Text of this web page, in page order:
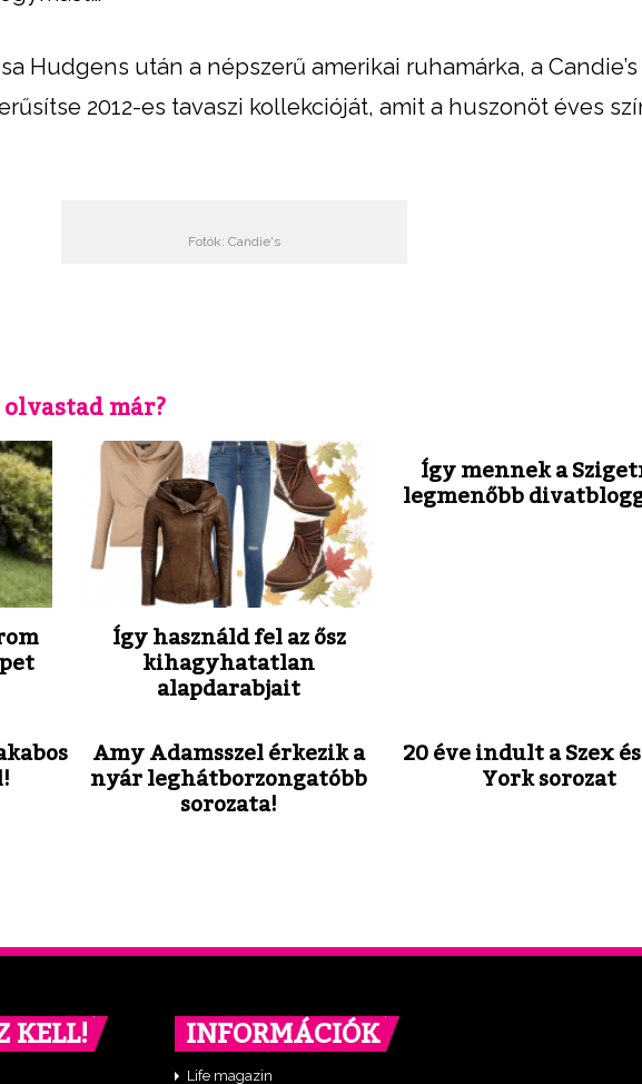
Hudgens után a népszerű amerikai ruhamárka, a
2012-es tavaszi kollekcióját, amit a huszonöt éves
Fotók: Candie's
olvastad már?
Így használd fel az ősz
kihagyhatatlan
alapdarabjait
Így mennek a
legmenőbb
Amy Adamsszel érkezik a
nyár leghátborzongatóbb
sorozata!
20 éve indult a Szex
York sorozat
KELL! INFORMÁCIÓK
Life magazin